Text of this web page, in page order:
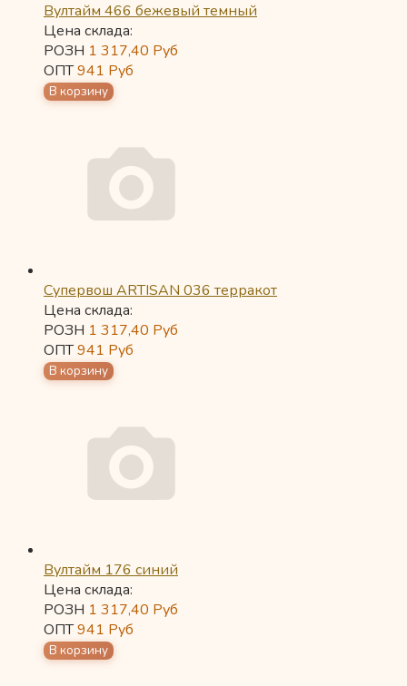
Вултайм 466 бежевый темный
Цена склада:
РОЗН 1 317,40 Руб
ОПТ941 Руб
Супервош ARTISAN 036 терракот
Цена склада:
РОЗН 1 317,40 Руб
ОПТ941 Руб
Вултайм 176 синий
Цена склада:
РОЗН 1 317,40 Руб
ОПТ941 Руб